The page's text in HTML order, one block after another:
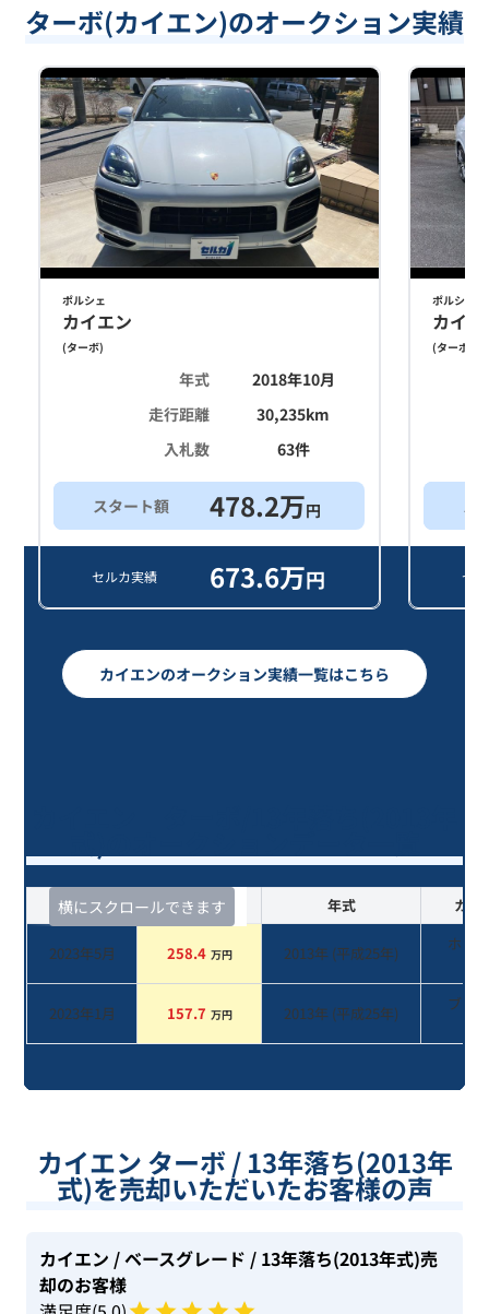
ターボ(カイエン)のオークション実績
ポルシェ
カイエン
(ターボ)
年式
2018年10月
走行距離
30,235km
入札数
63件
スタート額 478.2万円
セルカ実績 673.6万円
ポルシェ
カイ
(ターボ
セ
カイエンのオークション実績一覧はこちら
横にスクロールできます
査定時期 セルカ実績 年式 カラ
2023年5月 258.4 万円 2013年 (平成25年)
ホワ
2023年1月 157.7 万円 2013年 (平成25年)
ブラ
カイエン ターボ / 13年落ち(2013年
式)を売却いただいたお客様の声
カイエン / ベースグレード / 13年落ち(2013年式)売
却のお客様